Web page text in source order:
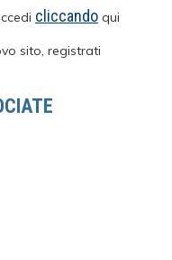
cliccando qui
sito, registrati